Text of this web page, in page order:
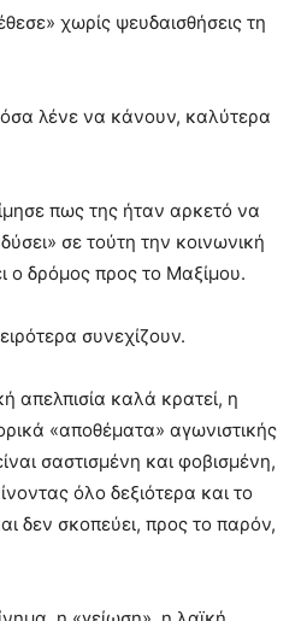
χωρίς ψευδαισθήσεις τη
όσα λένε να κάνουν, καλύτερα
πως της ήταν αρκετό να
σε τούτη την κοινωνική
ο δρόμος προς το Μαξίμου.
συνεχίζουν.
απελπισία καλά κρατεί, η
«αποθέματα» αγωνιστικής
σαστισμένη και φοβισμένη,
όλο δεξιότερα και το
δεν σκοπεύει, προς το παρόν,